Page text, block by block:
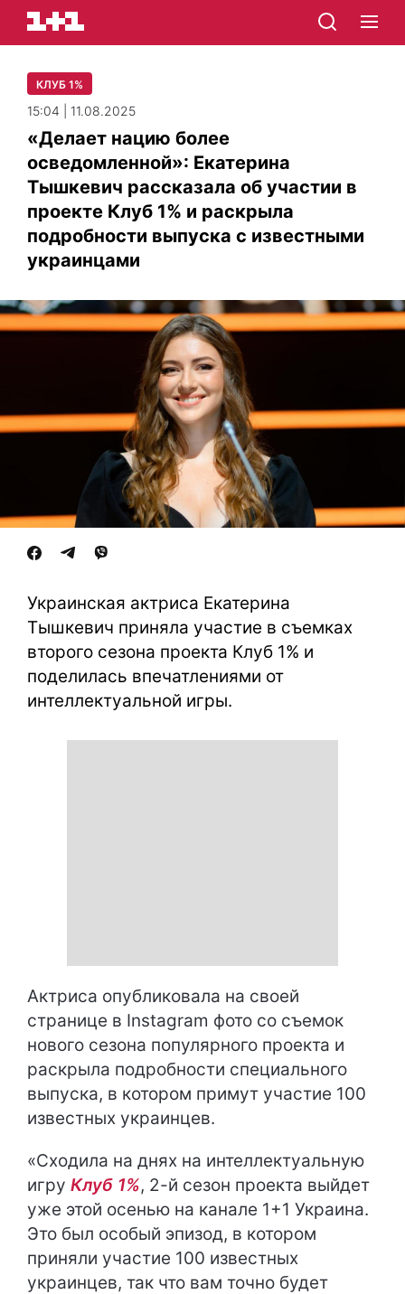
КЛУБ 1%
15:04 | 11.08.2025
«Делает нацию более
осведомленной»: Екатерина
Тышкевич рассказала об участии в
проекте Клуб 1% и раскрыла
подробности выпуска с известными
украинцами
Украинская актриса Екатерина
Тышкевич приняла участие в съемках
второго сезона проекта Клуб 1% и
поделилась впечатлениями от
интеллектуальной игры.
Актриса опубликовала на своей
странице в Instagram фото со съемок
нового сезона популярного проекта и
раскрыла подробности специального
выпуска, в котором примут участие 100
известных украинцев.
«Сходила на днях на интеллектуальную
игру Клуб 1%, 2-й сезон проекта выйдет
уже этой осенью на канале 1+1 Украина.
Это был особый эпизод, в котором
приняли участие 100 известных
украинцев, так что вам точно будет